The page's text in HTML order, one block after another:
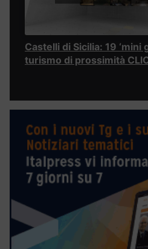
Castelli di Sicilia: 19 ‘mini
turismo di prossimità